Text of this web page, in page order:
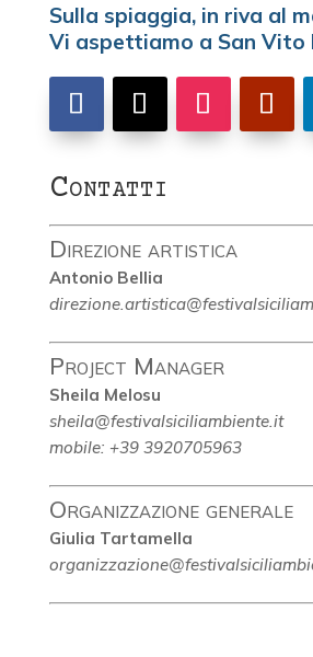
Sulla spiaggia, in riva al
Vi aspettiamo a San Vito
Contatti
Direzione artistica
Antonio Bellia
Project Manager
Sheila Melosu
sheila@festivalsiciliambiente.it
mobile: +39 3920705963
Organizzazione generale
Giulia Tartamella